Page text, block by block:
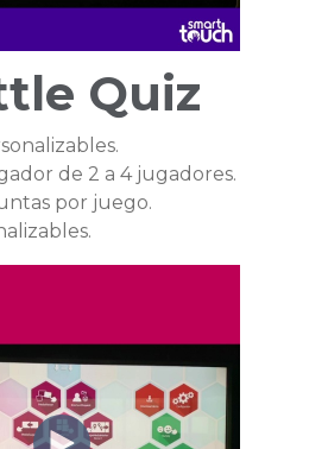
Quiz
de 2 a 4 jugadores.
por juego.